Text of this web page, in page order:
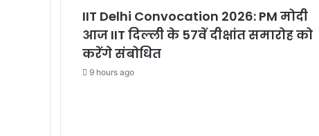
IIT Delhi Convocation 2026: PM मोदी
आज IIT दिल्ली के 57वें दीक्षांत समारोह को
करेंगे संबोधित
9 hours ago